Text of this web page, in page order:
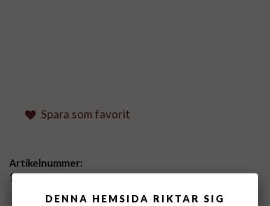
Spara som favorit
Artikelnummer:
157101-XX
DENNA HEMSIDA RIKTAR SIG